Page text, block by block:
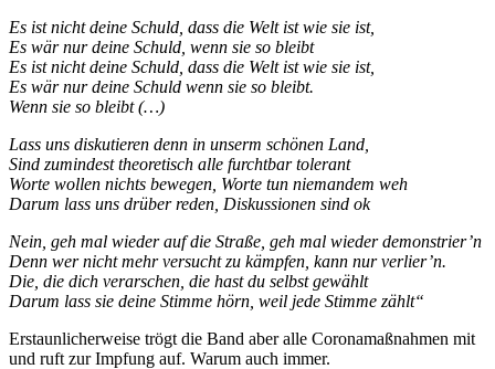
Es ist nicht deine Schuld, dass die Welt ist wie sie ist,
Es wär nur deine Schuld, wenn sie so bleibt
Es ist nicht deine Schuld, dass die Welt ist wie sie ist,
Es wär nur deine Schuld wenn sie so bleibt.
Wenn sie so bleibt (…)
Lass uns diskutieren denn in unserm schönen Land,
Sind zumindest theoretisch alle furchtbar tolerant
Worte wollen nichts bewegen, Worte tun niemandem weh
Darum lass uns drüber reden, Diskussionen sind ok
Nein, geh mal wieder auf die Straße, geh mal wieder demonstrier’n
Denn wer nicht mehr versucht zu kämpfen, kann nur verlier’n.
Die, die dich verarschen, die hast du selbst gewählt
Darum lass sie deine Stimme hörn, weil jede Stimme zählt“
Erstaunlicherweise trögt die Band aber alle Coronamaßnahmen mit
und ruft zur Impfung auf. Warum auch immer.